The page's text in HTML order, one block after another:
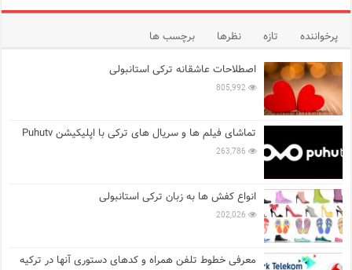
پرخواننده تازه نظرها
برچسب ها
اصطلاحات عاشقانه ترکی استانبولی
805,992
تماشای فیلم ها و سریال های ترکی با اپلیکیشن Puhutv
263,786
انواع کفش ها به زبان ترکی استانبولی
202,026
معرفی خطوط تلفن همراه و کدهای دستوری آنها در ترکیه